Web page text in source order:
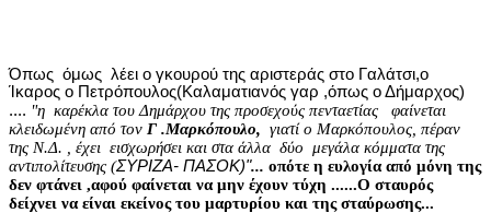
Όπως όμως λέει ο γκουρού της αριστεράς στο Γαλάτσι,ο
Ίκαρος ο Πετρόπουλος(Καλαματιανός γαρ ,όπως ο Δήμαρχος)
.... "η καρέκλα του Δημάρχου της προσεχούς πενταετίας
φαίνεται
κλειδωμένη από τον Γ .Μαρκόπουλο, γιατί ο Μαρκόπουλος, πέραν
της Ν.Δ. , έχει εισχωρήσει και στα άλλα δύο μεγάλα κόμματα της
αντιπολίτευσης (ΣΥΡΙΖΑ- ΠΑΣΟΚ)"... οπότε η ευλογία από μόνη της
δεν φτάνει ,αφού φαίνεται να μην έχουν τύχη ......Ο σταυρός
δείχνει να είναι εκείνος του μαρτυρίου και της σταύρωσης...